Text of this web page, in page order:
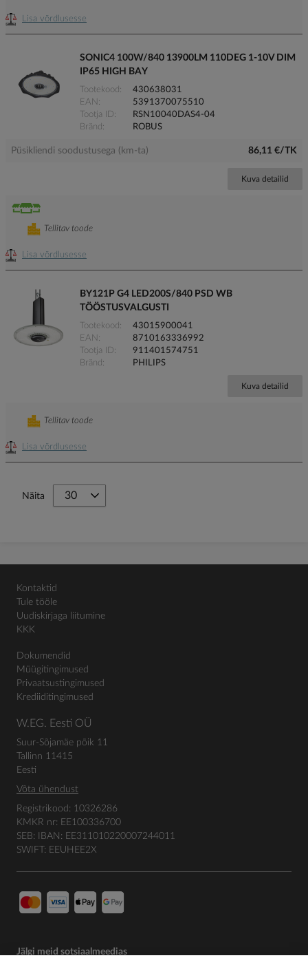
Lisa võrdlusesse
SONIC4 100W/840 13900LM 110DEG 1-10V DIM
IP65 HIGH BAY
Tootekood
430638031
EAN
5391370075510
Tootja ID
RSN10040DAS4-04
Bränd
ROBUS
Püsikliendi soodustusega (km-ta) 86,11 €/TK
Kuva detailid
Lisa võrdlusesse
Tellitav toode
BY121P G4 LED200S/840 PSD WB
TÖÖSTUSVALGUSTI
Tootekood
43015900041
EAN
8710163336992
Tootja ID
911401574751
Bränd
PHILIPS
Kuva detailid
Lisa võrdlusesse
Tellitav toode
Näita
Kontaktid
Tule tööle
Uudiskirjaga liitumine
KKK
Dokumendid
Müügitingimused
Privaatsustingimused
Krediiditingimused
W.EG. Eesti OÜ
Suur-Sõjamäe põik 11
Tallinn 11415
Eesti
Võta ühendust
Registrikood: 10326286
KMKR nr: EE100336700
SEB: IBAN: EE311010220007244011
SWIFT: EEUHEE2X
Jälgi meid sotsiaalmeedias